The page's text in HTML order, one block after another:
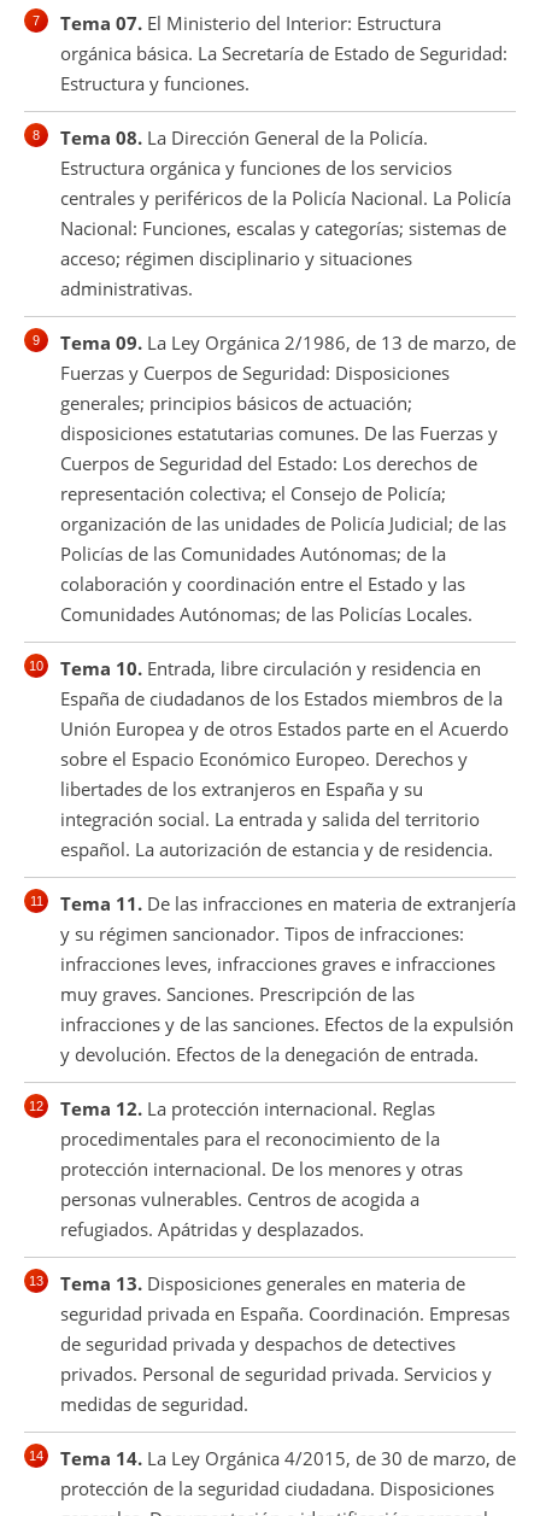
Tema 07. El Ministerio del Interior: Estructura
orgánica básica. La Secretaría de Estado de Seguridad:
Estructura y funciones.
Tema 08. La Dirección General de la Policía.
Estructura orgánica y funciones de los servicios
centrales y periféricos de la Policía Nacional. La Policía
Nacional: Funciones, escalas y categorías; sistemas de
acceso; régimen disciplinario y situaciones
administrativas.
Tema 09. La Ley Orgánica 2/1986, de 13 de marzo, de
Fuerzas y Cuerpos de Seguridad: Disposiciones
generales; principios básicos de actuación;
disposiciones estatutarias comunes. De las Fuerzas y
Cuerpos de Seguridad del Estado: Los derechos de
representación colectiva; el Consejo de Policía;
organización de las unidades de Policía Judicial; de las
Policías de las Comunidades Autónomas; de la
colaboración y coordinación entre el Estado y las
Comunidades Autónomas; de las Policías Locales.
Tema 10. Entrada, libre circulación y residencia en
España de ciudadanos de los Estados miembros de la
Unión Europea y de otros Estados parte en el Acuerdo
sobre el Espacio Económico Europeo. Derechos y
libertades de los extranjeros en España y su
integración social. La entrada y salida del territorio
español. La autorización de estancia y de residencia.
Tema 11. De las infracciones en materia de extranjería
y su régimen sancionador. Tipos de infracciones:
infracciones leves, infracciones graves e infracciones
muy graves. Sanciones. Prescripción de las
infracciones y de las sanciones. Efectos de la expulsión
y devolución. Efectos de la denegación de entrada.
Tema 12. La protección internacional. Reglas
procedimentales para el reconocimiento de la
protección internacional. De los menores y otras
personas vulnerables. Centros de acogida a
refugiados. Apátridas y desplazados.
Tema 13. Disposiciones generales en materia de
seguridad privada en España. Coordinación. Empresas
de seguridad privada y despachos de detectives
privados. Personal de seguridad privada. Servicios y
medidas de seguridad.
Tema 14. La Ley Orgánica 4/2015, de 30 de marzo, de
protección de la seguridad ciudadana. Disposiciones